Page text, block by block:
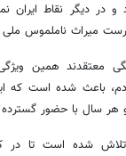
و در دیگر نقاط ایران
میراث ناملموس
معتقدند همین
باعث شده است که
هر سال با حضور گسترده
شده است تا در